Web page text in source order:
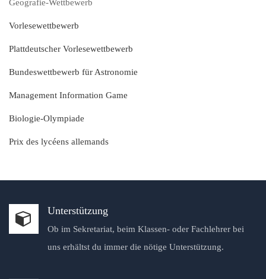
Geografie-Wettbewerb
Vorlesewettbewerb
Plattdeutscher Vorlesewettbewerb
Bundeswettbewerb für Astronomie
Management Information Game
Biologie-Olympiade
Prix des lycéens allemands
Unterstützung
Ob im Sekretariat, beim Klassen- oder Fachlehrer bei
uns erhältst du immer die nötige Unterstützung.